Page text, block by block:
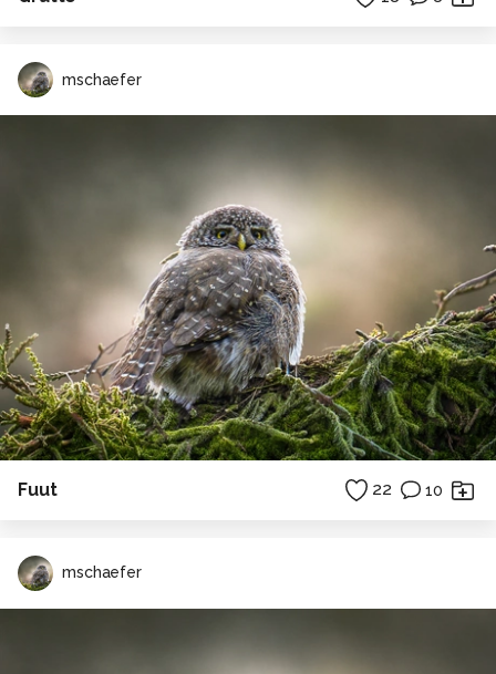
mschaefer
Fuut 22 10
mschaefer